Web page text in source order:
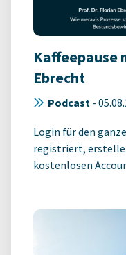
Kaffeepause
Ebrecht
Podcast -
Login für den
registriert,
kostenlosen